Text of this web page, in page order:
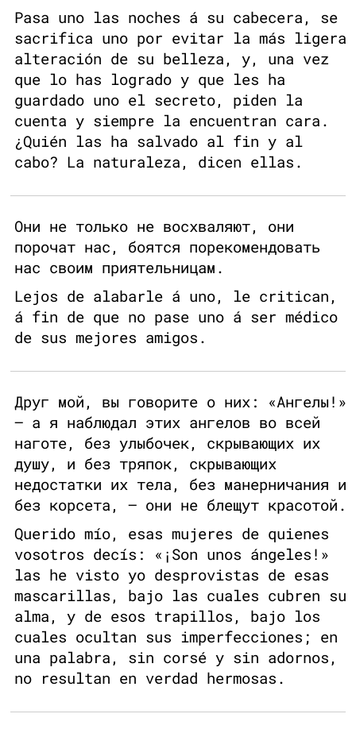
Pasa uno las noches á su cabecera, se
sacrifica uno por evitar la más ligera
alteración de su belleza, y, una vez
que lo has logrado y que les ha
guardado uno el secreto, piden la
cuenta y siempre la encuentran cara.
¿Quién las ha salvado al fin y al
cabo? La naturaleza, dicen ellas.
Они не только не восхваляют, они
порочат нас, боятся порекомендовать
нас своим приятельницам.
Lejos de alabarle á uno, le critican,
á fin de que no pase uno á ser médico
de sus mejores amigos.
Друг мой, вы говорите о них: «Ангелы!»
— а я наблюдал этих ангелов во всей
наготе, без улыбочек, скрывающих их
душу, и без тряпок, скрывающих
недостатки их тела, без манерничания и
без корсета, — они не блещут красотой.
Querido mío, esas mujeres de quienes
vosotros decís: «¡Son unos ángeles!»
las he visto yo desprovistas de esas
mascarillas, bajo las cuales cubren su
alma, y de esos trapillos, bajo los
cuales ocultan sus imperfecciones; en
una palabra, sin corsé y sin adornos,
no resultan en verdad hermosas.